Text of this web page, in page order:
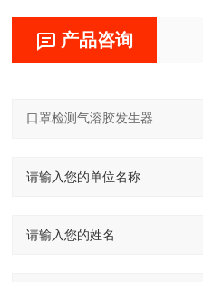
产品咨询